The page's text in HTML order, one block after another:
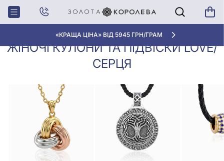
«КРАЩА ЦІНА» ВІД 5945 ГРН/ГРАМ
Головна
Кулони,
Підвіски
Жіночі кулони та підвіски Love/
Серця
ЖІНОЧІ КУЛОНИ ТА ПІДВІСКИ LOVE/
СЕРЦЯ